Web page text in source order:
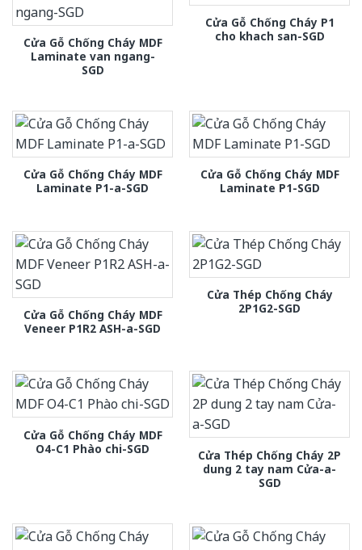
Cửa Gỗ Chống Cháy MDF
Laminate van ngang-
SGD
Cửa Gỗ Chống Cháy P1
cho khach san-SGD
Cửa Gỗ Chống Cháy MDF
Laminate P1-a-SGD
Cửa Gỗ Chống Cháy MDF
Laminate P1-SGD
Cửa Gỗ Chống Cháy MDF
Veneer P1R2 ASH-a-SGD
Cửa Thép Chống Cháy
2P1G2-SGD
Cửa Gỗ Chống Cháy MDF
O4-C1 Phào chi-SGD
Cửa Thép Chống Cháy 2P
dung 2 tay nam Cửa-a-
SGD